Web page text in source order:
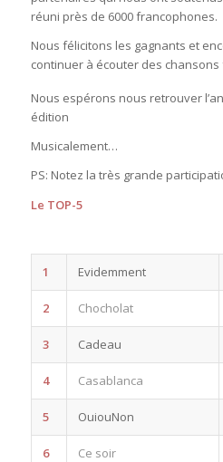
réuni près de 6000 francophones.
Nous félicitons les gagnants et
continuer à écouter des
Nous espérons nous retrouver
édition
Musicalement…
PS: Notez la très grande
Le TOP-5
1 Evidemment
2 Chocholat
3 Cadeau
4 Casablanca
5 OuiouNon
6 Ce soir